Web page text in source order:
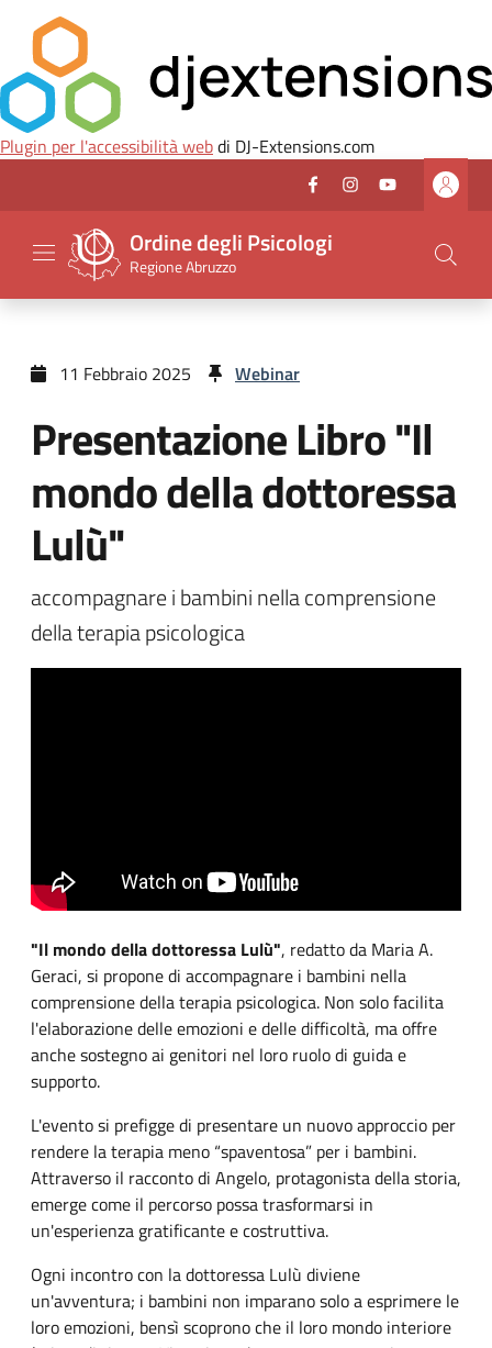
Plugin per l'accessibilità webdi DJ-Extensions.com
Seguici su
Facebook
(nuova scheda - new
Instagram
(nuova scheda
Youtube
(nuova
Ordine degli Psicologi
Regione Abruzzo
11 Febbraio 2025 Webinar
Presentazione Libro "Il
mondo della dottoressa
Lulù"
accompagnare i bambini nella comprensione
della terapia psicologica
"Il mondo della dottoressa Lulù", redatto da Maria A.
Geraci, si propone di accompagnare i bambini nella
comprensione della terapia psicologica. Non solo facilita
l'elaborazione delle emozioni e delle difficoltà, ma offre
anche sostegno ai genitori nel loro ruolo di guida e
supporto.
L'evento si prefigge di presentare un nuovo approccio per
rendere la terapia meno “spaventosa” per i bambini.
Attraverso il racconto di Angelo, protagonista della storia,
emerge come il percorso possa trasformarsi in
un'esperienza gratificante e costruttiva.
Ogni incontro con la dottoressa Lulù diviene
un'avventura; i bambini non imparano solo a esprimere le
loro emozioni, bensì scoprono che il loro mondo interiore